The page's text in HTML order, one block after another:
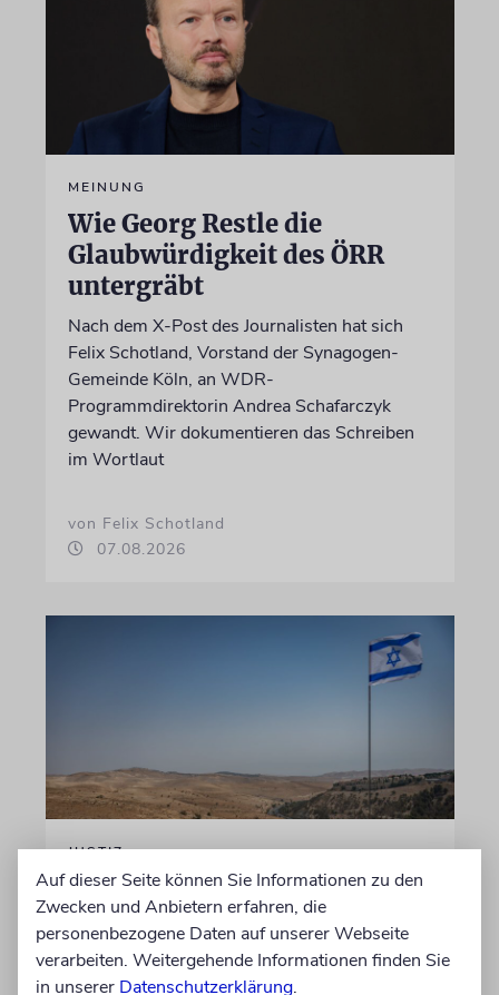
MEINUNG
Wie Georg Restle die
Glaubwürdigkeit des ÖRR
untergräbt
Nach dem X-Post des Journalisten hat sich
Felix Schotland, Vorstand der Synagogen-
Gemeinde Köln, an WDR-
Programmdirektorin Andrea Schafarczyk
gewandt. Wir dokumentieren das Schreiben
im Wortlaut
von Felix Schotland
07.08.2026
JUSTIZ
Israelischer Siedler wegen
Tötung eines Palästinensers
angeklagt
Auf dieser Seite können Sie Informationen zu den
Zwecken und Anbietern erfahren, die
personenbezogene Daten auf unserer Webseite
verarbeiten. Weitergehende Informationen finden Sie
in unserer Datenschutzerklärung.